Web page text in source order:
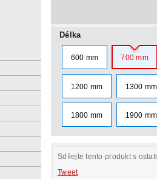
Délka
600 mm 700 mm
1200 mm 1300 mm
1800 mm 1900 mm
Sdílejte tento produkt s
Tweet